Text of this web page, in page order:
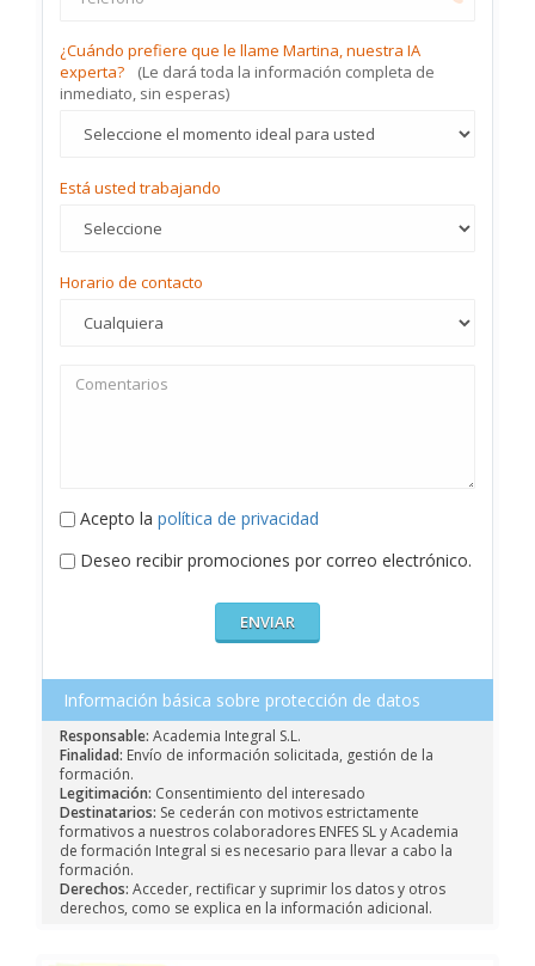
¿Cuándo prefiere que le llame Martina, nuestra IA
experta?
(Le dará toda la información completa de
inmediato, sin esperas)
Está usted trabajando
Horario de contacto
Acepto la política de privacidad
Deseo recibir promociones por correo electrónico.
Información básica sobre protección de datos
Responsable: Academia Integral S.L.
Finalidad: Envío de información solicitada, gestión de la
formación.
Legitimación: Consentimiento del interesado
Destinatarios: Se cederán con motivos estrictamente
formativos a nuestros colaboradores ENFES SL y Academia
de formación Integral si es necesario para llevar a cabo la
formación.
Derechos: Acceder, rectificar y suprimir los datos y otros
derechos, como se explica en la información adicional.